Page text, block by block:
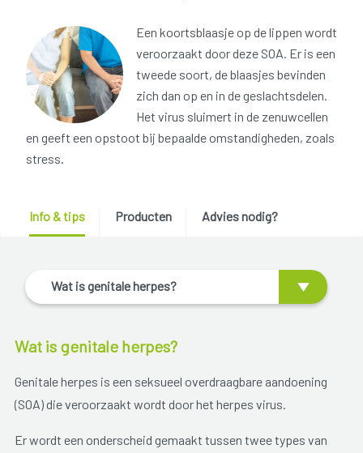
Een koortsblaasje op de lippen wordt
veroorzaakt door deze SOA. Er is een
tweede soort, de blaasjes bevinden
zich dan op en in de geslachtsdelen.
Het virus sluimert in de zenuwcellen
en geeft een opstoot bij bepaalde omstandigheden, zoals
stress.
Info & tips Producten Advies nodig?
Wat is genitale herpes?
Wat is genitale herpes?
Genitale herpes is een seksueel overdraagbare aandoening
(SOA) die veroorzaakt wordt door het herpes virus.
Er wordt een onderscheid gemaakt tussen twee types van